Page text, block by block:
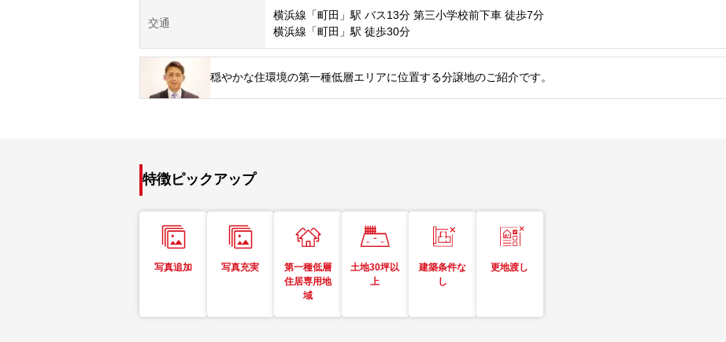
交通
横浜線「町田」駅 バス13分 第三小学校前下車 徒歩7分
横浜線「町田」駅 徒歩30分
穏やかな住環境の第一種低層エリアに位置する分譲地のご紹介です。
特徴ピックアップ
写真追加 写真充実
第一種低層
住居専用地
域
土地30坪以
上
建築条件な
し
更地渡し